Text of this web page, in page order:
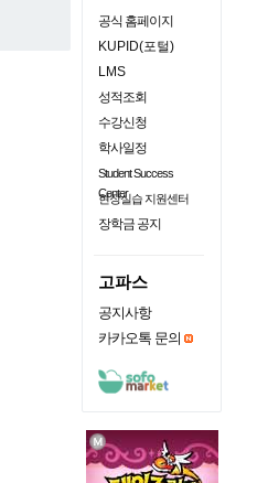
공식 홈페이지
KUPID(포털)
LMS
성적조회
수강신청
학사일정
Student Success
Center
현장실습 지원센터
장학금 공지
고파스
공지사항
카카오톡 문의